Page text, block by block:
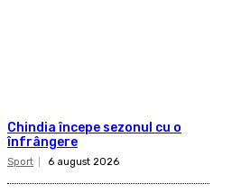
Chindia începe sezonul cu o
înfrângere
Sport 6 august 2026